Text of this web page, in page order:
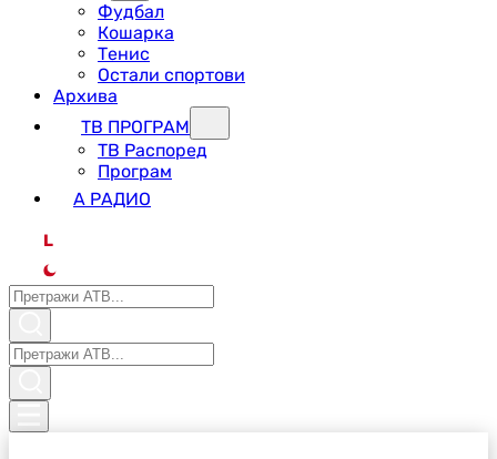
Фудбал
Кошарка
Тенис
Остали спортови
Архива
ТВ ПРОГРАМ
ТВ Распоред
Програм
А РАДИО
L